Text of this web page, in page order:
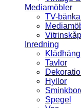
Mediamöbler
TV-
Vitrinskåp
Inredning
Tavlor
Hyllor
Spegel